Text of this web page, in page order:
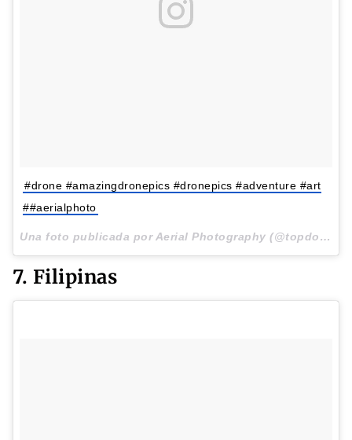
#drone #amazingdronepics #dronepics #adventure #art
##aerialphoto
Una foto publicada por Aerial Photography (@topdownphotos) el
7. Filipinas